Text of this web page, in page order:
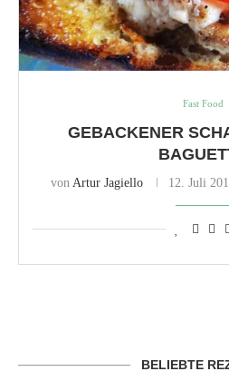
Fast Food
GEBACKENER
von Artur Jagiello 12. Juli
BELIEBTE